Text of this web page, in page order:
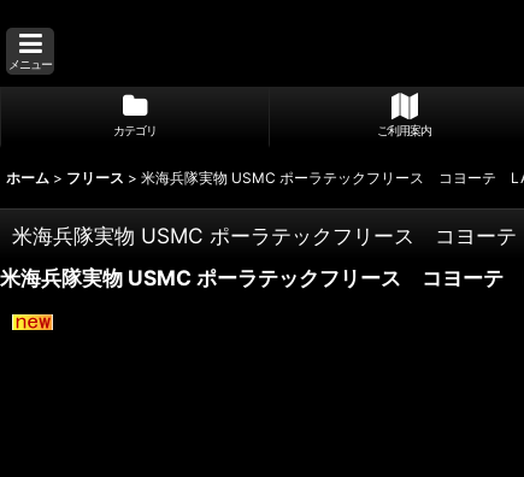
メニュー
カテゴリ ご利用案内
ホーム > フリース > 米海兵隊実物 USMC ポーラテックフリース コヨーテ
米海兵隊実物 USMC ポーラテックフリース コヨー
米海兵隊実物 USMC ポーラテックフリース コヨーテ